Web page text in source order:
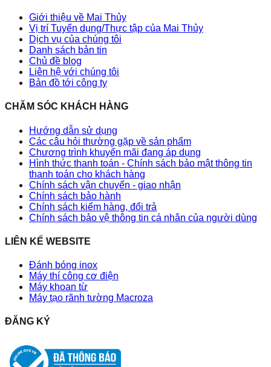
Giới thiệu về Mai Thủy
Vị trí Tuyển dụng/Thực tập của Mai Thủy
Dịch vụ của chúng tôi
Danh sách bản tin
Chủ đề blog
Liên hệ với chúng tôi
Bản đồ tới công ty
CHĂM SÓC KHÁCH HÀNG
Hướng dẫn sử dụng
Các câu hỏi thường gặp về sản phẩm
Chương trình khuyến mãi đang áp dụng
Hình thức thanh toán - Chính sách bảo mật thông tin
thanh toán cho khách hàng
Chính sách vận chuyển - giao nhận
Chính sách bảo hành
Chính sách kiểm hàng, đổi trả
Chính sách bảo vệ thông tin cá nhân của người dùng
LIÊN KẾ WEBSITE
Đánh bóng inox
Máy thí công cơ điện
Máy khoan từ
Máy tạo rãnh tường Macroza
ĐĂNG KÝ